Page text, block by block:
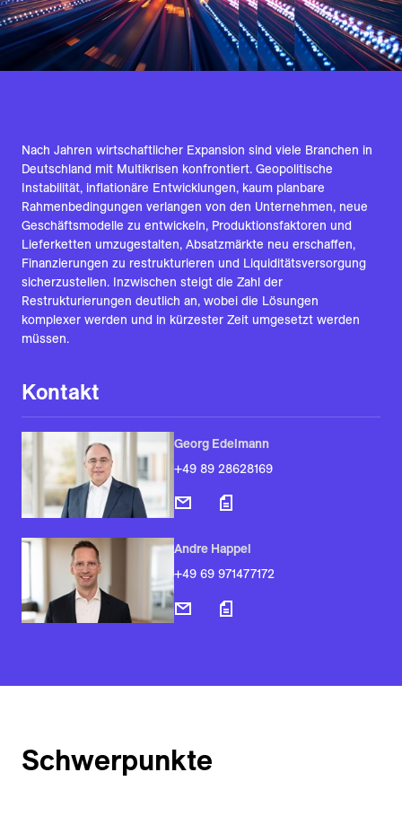
Nach Jahren wirtschaftlicher Expansion sind viele Branchen in
Deutschland mit Multikrisen konfrontiert. Geopolitische
Instabilität, inflationäre Entwicklungen, kaum planbare
Rahmenbedingungen verlangen von den Unternehmen, neue
Geschäftsmodelle zu entwickeln, Produktionsfaktoren und
Lieferketten umzugestalten, Absatzmärkte neu erschaffen,
Finanzierungen zu restrukturieren und Liquiditätsversorgung
sicherzustellen. Inzwischen steigt die Zahl der
Restrukturierungen deutlich an, wobei die Lösungen
komplexer werden und in kürzester Zeit umgesetzt werden
müssen.
Kontakt
Georg Edelmann
+49 89 28628169
Andre Happel
+49 69 971477172
Schwerpunkte